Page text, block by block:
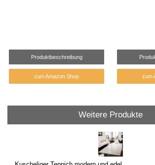
Produktbeschreibung
zum Amazon Shop zum
Weitere Produkte